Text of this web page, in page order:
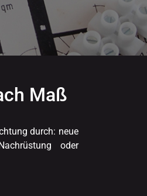
Maß
durch: neue
oder